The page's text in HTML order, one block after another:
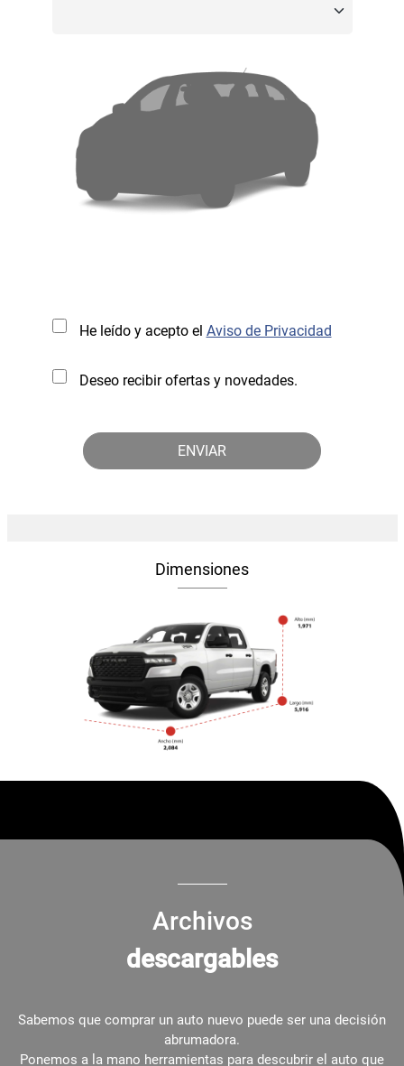
He leído y acepto el Aviso de Privacidad
Deseo recibir ofertas y novedades.
Dimensiones
Archivos
descargables
Sabemos que comprar un auto nuevo puede ser una decisión
abrumadora.
Ponemos a la mano herramientas para descubrir el auto que